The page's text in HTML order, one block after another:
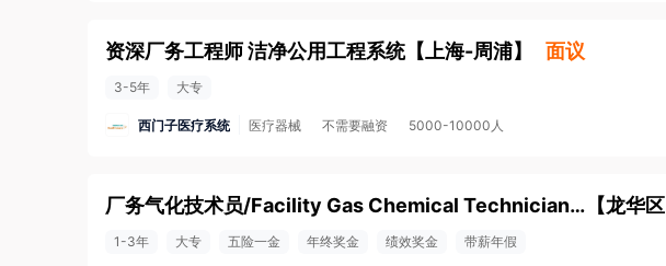
资深厂务工程师 洁净公用工程系统 【 上海-周浦】 面议
3-5年 大专
西门子医疗系统 医疗器械 不需要融资 5000-10000人
厂务气化技术员/Facility Gas Chemical Technician(J10345) 【龙华区
1-3年 大专 五险一金 年终奖金 绩效奖金 带薪年假